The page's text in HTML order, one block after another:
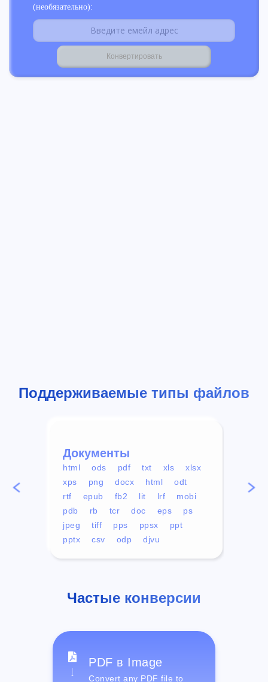
(необязательно):
Поддерживаемые типы файлов
Документы
html ods pdf txt xls
xlsx
xps
png docx html
odt
rtf
epub fb2 lit lrf
mobi
pdb
rb tcr doc eps
ps
jpeg
tiff pps ppsx
ppt
pptx
csv odp djvu
mp4
Частые конверсии
PDF в Image
Convert any PDF file to